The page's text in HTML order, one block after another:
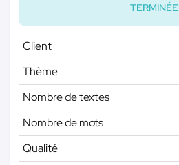
TERMINÉE
Client
Thème
Nombre de textes
Nombre de mots
Qualité